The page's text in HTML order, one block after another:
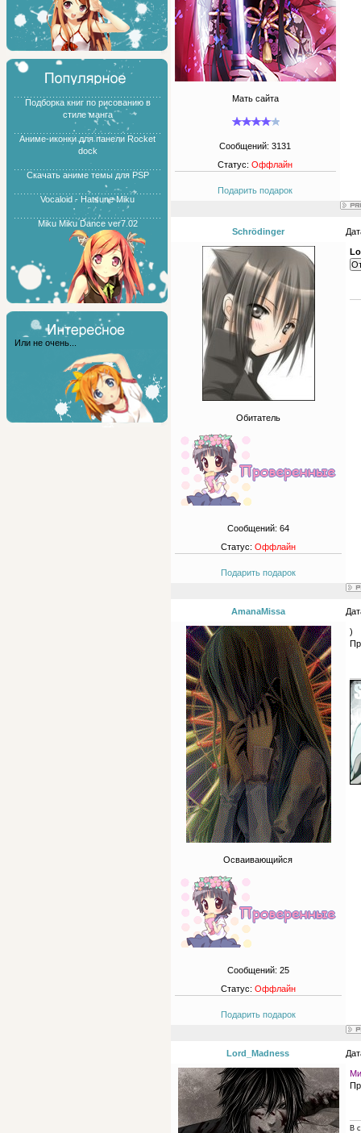
Подборка книг по рисованию в
стиле манга
Аниме-иконки для панели Rocket
dock
Скачать аниме темы для PSP
Vocaloid - Hatsune Miku
Miku Miku Dance ver7.02
Или не очень...
Мать сайта
Сообщений:3131
Статус:Оффлайн
Подарить подарок
Schrödinger
Обитатель
Сообщений: 64
Статус: Оффлайн
Подарить подарок
AmanaMissa
Осваивающийся
Сообщений: 25
Статус: Оффлайн
Подарить подарок
)
Lord_Madness
В